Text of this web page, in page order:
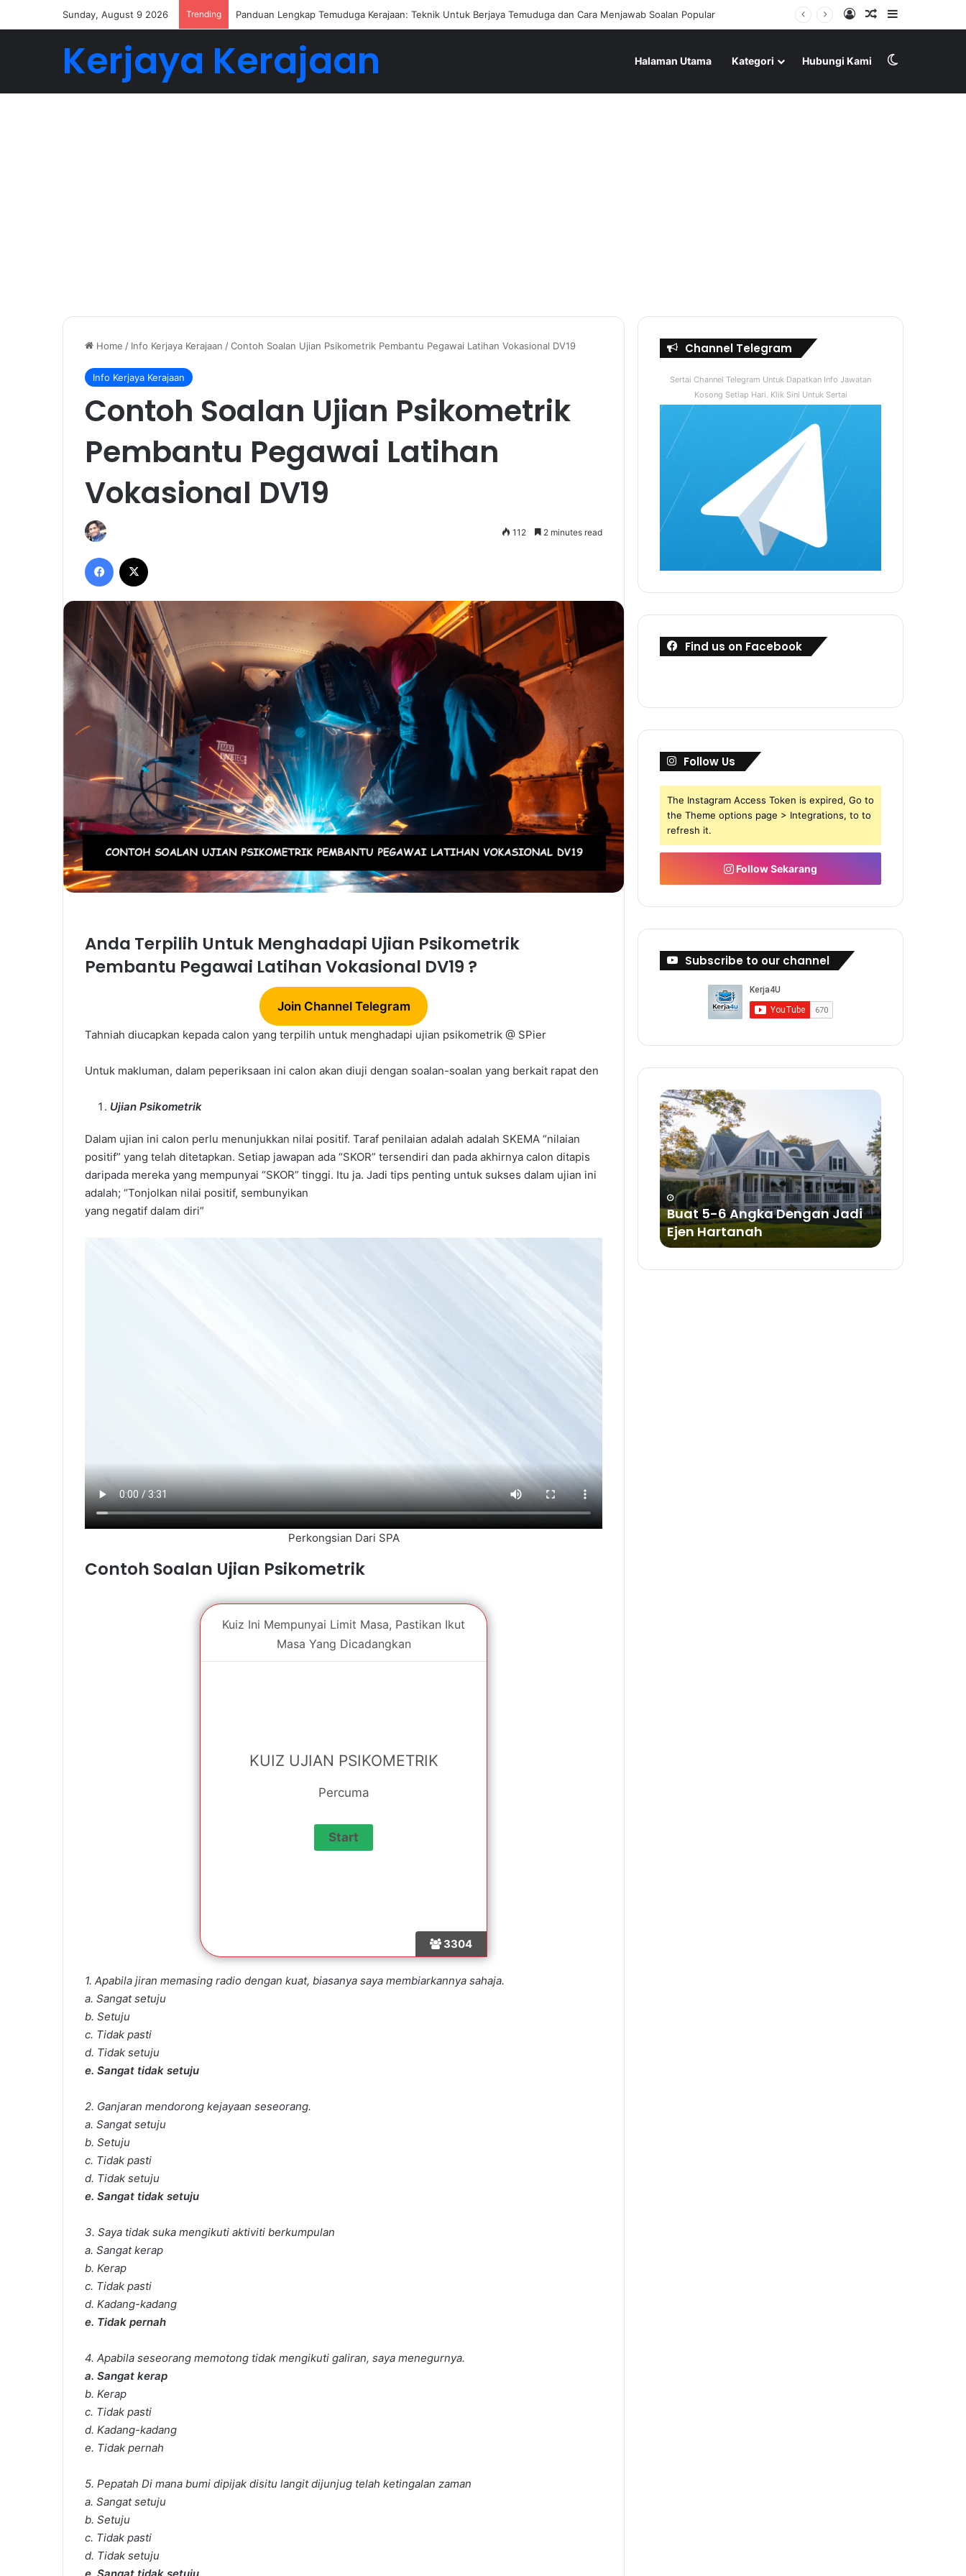
Sunday, August 9 2026 Trending Buat 5-6 Angka Dengan Jadi Ejen Hartanah Log InRandom Article
Sidebar
Kerjaya Kerajaan Halaman Utama Kategori Hubungi Kami
Home / Info Kerjaya Kerajaan /Contoh Soalan Ujian Psikometrik Pembantu Pegawai Latihan Vokasional DV19
Info Kerjaya Kerajaan
Contoh Soalan Ujian Psikometrik
Pembantu Pegawai Latihan
Vokasional DV19
112 2 minutes read
Facebook
Anda Terpilih Untuk Menghadapi Ujian Psikometrik
Pembantu Pegawai Latihan Vokasional DV19 ?
Join Channel Telegram
Tahniah diucapkan kepada calon yang terpilih untuk menghadapi ujian psikometrik @ SPier
Untuk makluman, dalam peperiksaan ini calon akan diuji dengan soalan-soalan yang berkait rapat den
Ujian Psikometrik
Dalam ujian ini calon perlu menunjukkan nilai positif. Taraf penilaian adalah adalah SKEMA “nilaian
positif” yang telah ditetapkan. Setiap jawapan ada “SKOR” tersendiri dan pada akhirnya calon ditapis
daripada mereka yang mempunyai “SKOR” tinggi. Itu ja. Jadi tips penting untuk sukses dalam ujian ini
adalah; “Tonjolkan nilai positif, sembunyikan
yang negatif dalam diri”
Perkongsian Dari SPA
Contoh Soalan Ujian Psikometrik
3304
Kuiz Ini Mempunyai Limit Masa, Pastikan Ikut
Masa Yang Dicadangkan
KUIZ UJIAN PSIKOMETRIK
Percuma
1. Apabila jiran memasing radio dengan kuat, biasanya saya membiarkannya sahaja.
a. Sangat setuju
b. Setuju
c. Tidak pasti
d. Tidak setuju
e. Sangat tidak setuju
2. Ganjaran mendorong kejayaan seseorang.
a. Sangat setuju
b. Setuju
c. Tidak pasti
d. Tidak setuju
e. Sangat tidak setuju
3. Saya tidak suka mengikuti aktiviti berkumpulan
a. Sangat kerap
b. Kerap
c. Tidak pasti
d. Kadang-kadang
e. Tidak pernah
4. Apabila seseorang memotong tidak mengikuti galiran, saya menegurnya.
a. Sangat kerap
b. Kerap
c. Tidak pasti
d. Kadang-kadang
e. Tidak pernah
5. Pepatah Di mana bumi dipijak disitu langit dijunjug telah ketingalan zaman
a. Sangat setuju
b. Setuju
c. Tidak pasti
d. Tidak setuju
Channel Telegram
Sertai Channel Telegram Untuk Dapatkan Info Jawatan
Kosong Setiap Hari. Klik Sini Untuk Sertai
Find us on Facebook
Follow Us
The Instagram Access Token is expired, Go to
the Theme options page > Integrations, to to
refresh it.
Follow Sekarang
Subscribe to our channel
PTPTN
Kerajaan:
Teknik
Untuk
Panduan Lengkap Temuduga
Buat
5-
6
Angka
Dengan
Jadi
Ejen
Hartanah
Buat 5-6 Angka Dengan Jadi
Ejen Hartanah
Buat
Dengan
Bisnes
Sabun